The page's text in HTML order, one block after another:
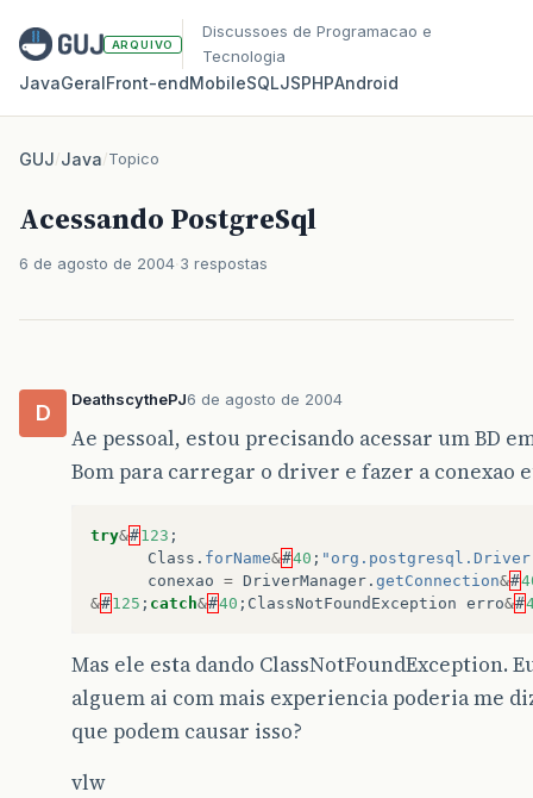
ARQUIVO
Discussoes de Programacao e
Tecnologia
JavaGeralFront‑endMobileSQLJSPHPAndroid
GUJ/Java/Topico
Acessando PostgreSql
6 de agosto de 2004 3 respostas
D
DeathscythePJ6 de agosto de 2004
Ae pessoal, estou precisando acessar um BD
Bom para carregar o driver e fazer a conexao
try&#123 ;
Class . forName&#40 ;
conexao = DriverManager . getConnection&#
&#125 ; catch&#40 ; ClassNotFoundException erro&#
Mas ele esta dando ClassNotFoundException.
alguem ai com mais experiencia poderia me
que podem causar isso?
vlw